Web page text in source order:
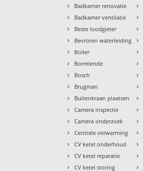
› Badkamer renovatie
› Badkamer ventilatie
› Beste loodgieter
› Bevroren waterleiding
› Boiler
› Borrelende
› Bosch
› Brugman
› Buitenkraan plaatsen
› Camera inspectie
› Camera onderzoek
› Centrale verwarming
› CV ketel onderhoud
› CV ketel reparatie
› CV ketel storing
›
›
›
›
›
›
›
›
›
›
›
›
›
›
›